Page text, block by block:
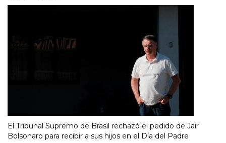
El Tribunal Supremo de Brasil rechazó el pedido de Jair
Bolsonaro para recibir a sus hijos en el Día del Padre